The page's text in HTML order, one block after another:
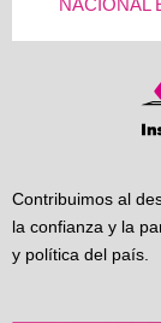
NACIONAL
Contribuimos al
la confianza y la
y política del país.